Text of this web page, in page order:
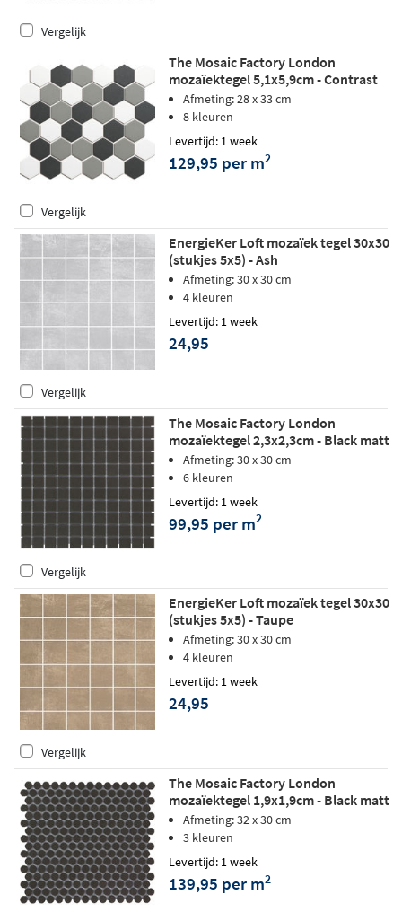
Vergelijk
The Mosaic Factory London
mozaïektegel 5,1x5,9cm - Contrast
mix matt
Afmeting: 28 x 33 cm
8 kleuren
Levertijd: 1 week
129,95 per m2
Vergelijk
EnergieKer Loft mozaïek tegel 30x30
(stukjes 5x5) - Ash
Afmeting: 30 x 30 cm
4 kleuren
Levertijd: 1 week
24,95
Vergelijk
The Mosaic Factory London
mozaïektegel 2,3x2,3cm - Black matt
Afmeting: 30 x 30 cm
6 kleuren
Levertijd: 1 week
99,95 per m2
Vergelijk
EnergieKer Loft mozaïek tegel 30x30
(stukjes 5x5) - Taupe
Afmeting: 30 x 30 cm
4 kleuren
Levertijd: 1 week
24,95
Vergelijk
The Mosaic Factory London
mozaïektegel 1,9x1,9cm - Black matt
Afmeting: 32 x 30 cm
3 kleuren
Levertijd: 1 week
139,95 per m2